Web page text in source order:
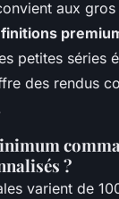
aux
finitions
petites séries
des rendus
?
varient de